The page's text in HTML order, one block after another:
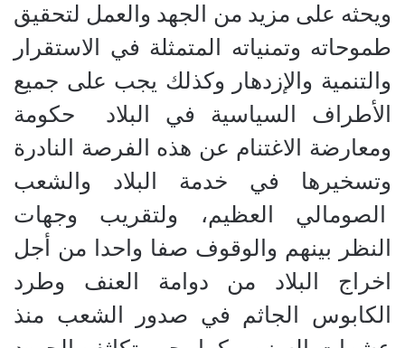
ويحثه على مزيد من الجهد والعمل لتحقيق
طموحاته وتمنياته المتمثلة في الاستقرار
والتنمية والإزدهار وكذلك يجب على جميع
الأطراف السياسية في البلاد حكومة
ومعارضة الاغتنام عن هذه الفرصة النادرة
وتسخيرها في خدمة البلاد والشعب
الصومالي العظيم، ولتقريب وجهات
النظر بينهم والوقوف صفا واحدا من أجل
اخراج البلاد من دوامة العنف وطرد
الكابوس الجاثم في صدور الشعب منذ